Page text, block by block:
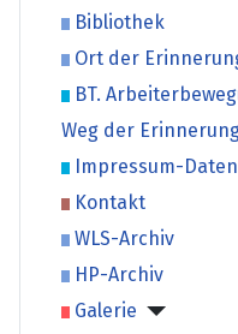
Bibliothek
Ort der
BT.
Weg der
Impressum-
Kontakt
WLS-Archiv
HP-Archiv
Galerie